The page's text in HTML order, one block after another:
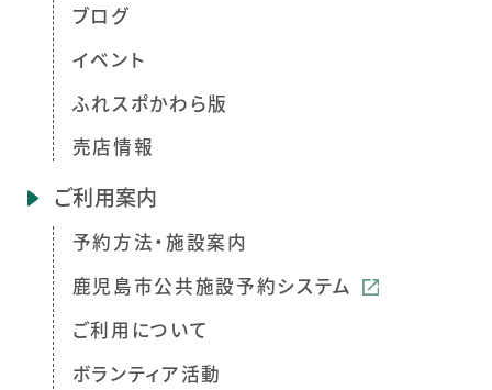
ブログ
イベント
ふれスポかわら版
売店情報
ご利用案内
予約方法・施設案内
鹿児島市公共施設予約システム
ご利用について
ボランティア活動